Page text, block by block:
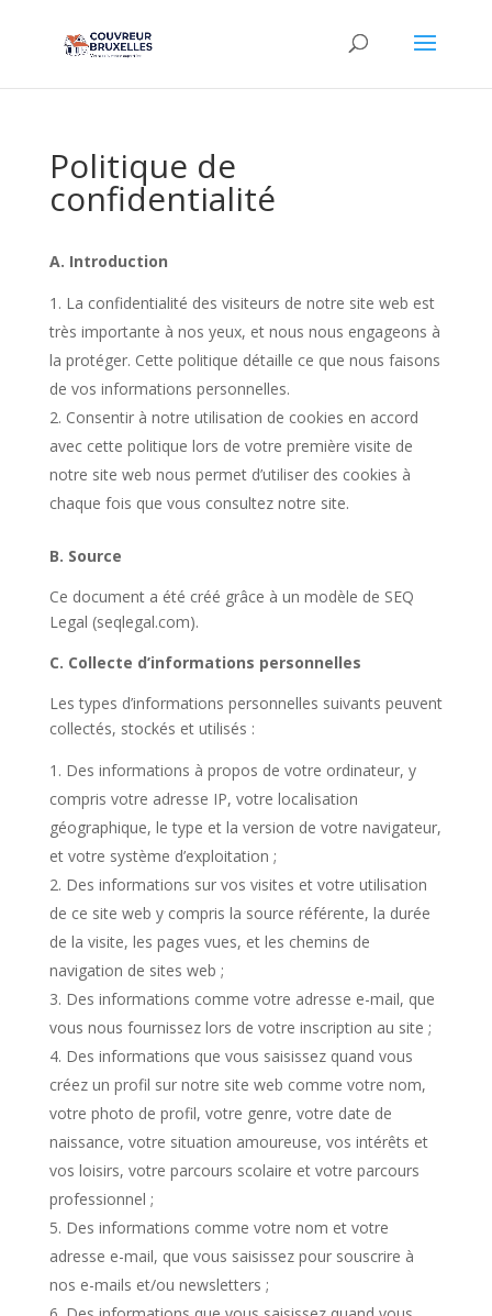
Politique de
confidentialité
A. Introduction
La confidentialité des visiteurs de notre site web est
très importante à nos yeux, et nous nous engageons à
la protéger. Cette politique détaille ce que nous faisons
de vos informations personnelles.
Consentir à notre utilisation de cookies en accord
avec cette politique lors de votre première visite de
notre site web nous permet d’utiliser des cookies à
chaque fois que vous consultez notre site.
B. Source
Ce document a été créé grâce à un modèle de SEQ
Legal (seqlegal.com).
C. Collecte d’informations personnelles
Les types d’informations personnelles suivants peuvent
collectés, stockés et utilisés :
Des informations à propos de votre ordinateur, y
compris votre adresse IP, votre localisation
géographique, le type et la version de votre navigateur,
et votre système d’exploitation ;
Des informations sur vos visites et votre utilisation
de ce site web y compris la source référente, la durée
de la visite, les pages vues, et les chemins de
navigation de sites web ;
Des informations comme votre adresse e-mail, que
vous nous fournissez lors de votre inscription au site ;
Des informations que vous saisissez quand vous
créez un profil sur notre site web comme votre nom,
votre photo de profil, votre genre, votre date de
naissance, votre situation amoureuse, vos intérêts et
vos loisirs, votre parcours scolaire et votre parcours
professionnel ;
Des informations comme votre nom et votre
adresse e-mail, que vous saisissez pour souscrire à
nos e-mails et/ou newsletters ;